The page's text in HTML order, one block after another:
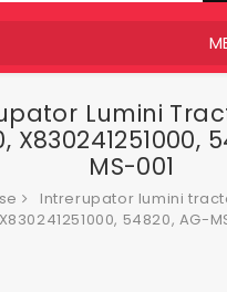
Lumini
X830241251000,
MS-001
Intrerupator lumini
X830241251000, 54820, AG-